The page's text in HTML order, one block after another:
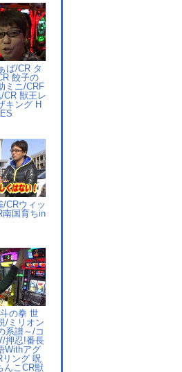
ば/CR タ
餃子の
ミニ/CRF
CR 獣王レ
キング H
/CRウィッ
南国育ちin
の拳 世
/ミリオン
系譜～/コ
押忍!番長
Withアグ
リング 呪
んこCR獣